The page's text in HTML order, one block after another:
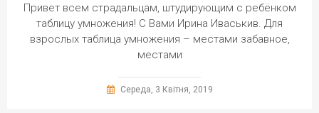
Привет всем страдальцам, штудирующим с ребёнком
таблицу умножения! С Вами Ирина Иваськив. Для
взрослых таблица умножения – местами забавное,
местами
Середа, 3 Квітня, 2019